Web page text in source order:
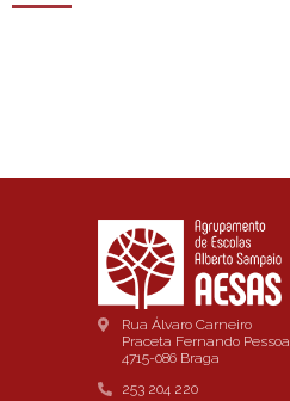
Rua Álvaro Carneiro
Praceta Fernando Pessoa
4715-086 Braga
253 204 220